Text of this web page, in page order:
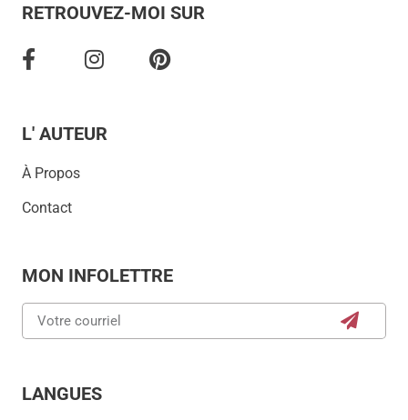
RETROUVEZ-MOI SUR
L' AUTEUR
À Propos
Contact
MON INFOLETTRE
LANGUES